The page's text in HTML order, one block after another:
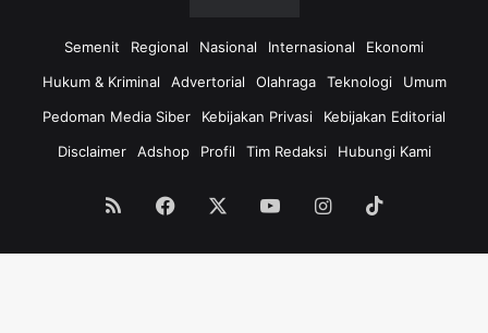
Semenit Regional Nasional Internasional
Ekonomi
Hukum & Kriminal
Advertorial Olahraga Teknologi
Umum
Pedoman Media Siber
Kebijakan Privasi
Kebijakan Editorial
Disclaimer
Adshop Profil Tim Redaksi Hubungi Kami
RSS Facebook YouTubeInstagram